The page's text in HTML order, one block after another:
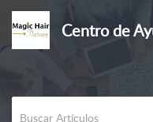
Centro de